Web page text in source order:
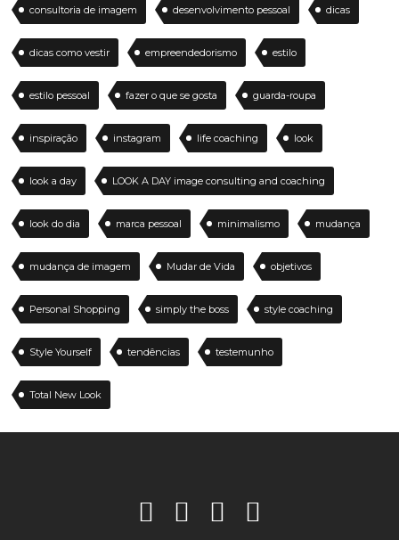
consultoria de imagem desenvolvimento pessoal dicas
dicas como vestir empreendedorismo estilo
estilo pessoal fazer o que se gosta guarda-roupa
inspiração instagram life coaching look
look a day LOOK A DAY image consulting and coaching
look do dia marca pessoal minimalismo mudança
mudança de imagem Mudar de Vida objetivos
Personal Shopping simply the boss style coaching
Style Yourself tendências testemunho
Total New Look